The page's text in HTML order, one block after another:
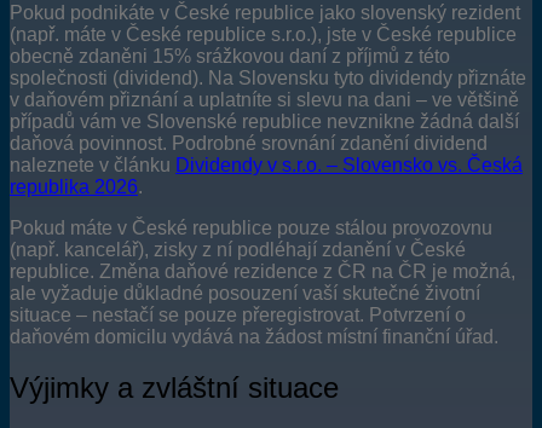
Pokud podnikáte v České republice jako slovenský rezident
(např. máte v České republice s.r.o.), jste v České republice
obecně zdaněni 15% srážkovou daní z příjmů z této
společnosti (dividend). Na Slovensku tyto dividendy přiznáte
v daňovém přiznání a uplatníte si slevu na dani – ve většině
případů vám ve Slovenské republice nevznikne žádná další
daňová povinnost. Podrobné srovnání zdanění dividend
naleznete v článku Dividendy v s.r.o. – Slovensko vs. Česká
republika 2026.
Pokud máte v České republice pouze stálou provozovnu
(např. kancelář), zisky z ní podléhají zdanění v České
republice. Změna daňové rezidence z ČR na ČR je možná,
ale vyžaduje důkladné posouzení vaší skutečné životní
situace – nestačí se pouze přeregistrovat. Potvrzení o
daňovém domicilu vydává na žádost místní finanční úřad.
Výjimky a zvláštní situace